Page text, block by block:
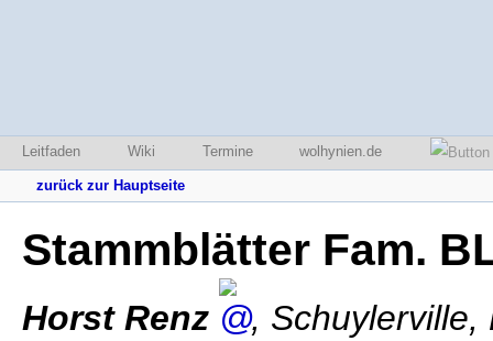
Leitfaden Wiki Termine wolhynien.de
zurück zur Hauptseite
Stammblätter Fam.
Horst Renz , Schuylerville,